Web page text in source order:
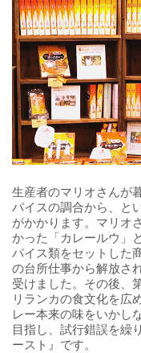
生産者のマリオさんが
パイスの調合から、と
がかかります。マリオ
かった「カレールウ」
パイス類をセットした
の台所仕事から解放さ
受けました。その後、
リランカの食文化を広
レー本来の味をいかし
目指し、試行錯誤を繰
ースト』です。